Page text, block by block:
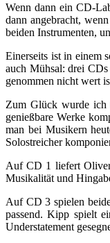
Wenn dann ein CD-
dann angebracht,
beiden Instrumenten,
Einerseits ist in einem
auch Mühsal: drei
genommen nicht wert
Zum Glück wurde ich
genießbare Werke
man bei Musikern
Solostreicher
Auf CD 1 liefert Oliver
Musikalität und
Auf CD 3 spielen
passend. Kipp spielt
Understatement